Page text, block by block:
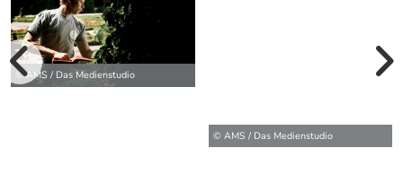
© AMS / Das Medienstudio